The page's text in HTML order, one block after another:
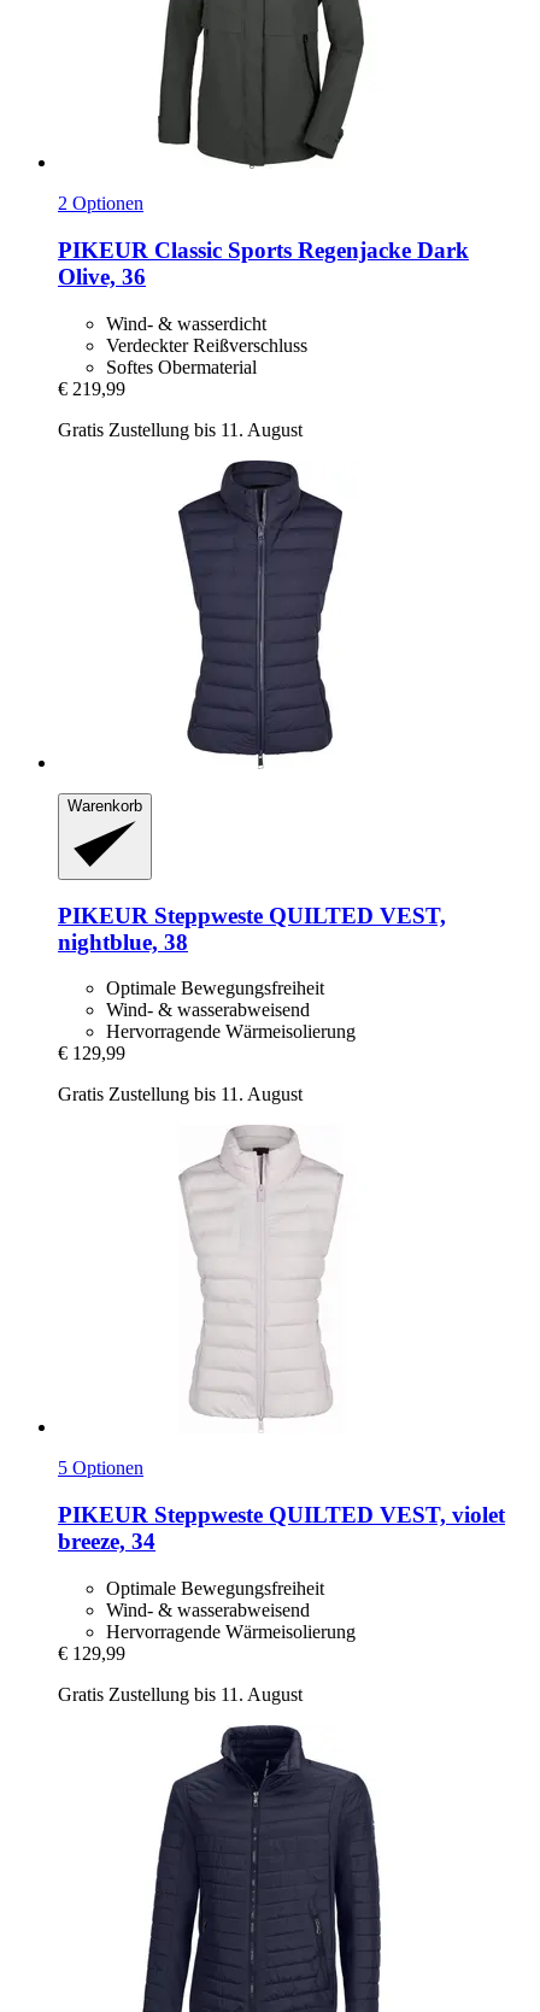
2 Optionen
PIKEUR Classic Sports Regenjacke Dark
Olive, 36
Wind- & wasserdicht
Verdeckter Reißverschluss
Softes Obermaterial
€ 219,99
Gratis Zustellung bis 11. August
Warenkorb
PIKEUR Steppweste QUILTED VEST,
nightblue, 38
Optimale Bewegungsfreiheit
Wind- & wasserabweisend
Hervorragende Wärmeisolierung
€ 129,99
Gratis Zustellung bis 11. August
5 Optionen
PIKEUR Steppweste QUILTED VEST, violet
breeze, 34
Optimale Bewegungsfreiheit
Wind- & wasserabweisend
Hervorragende Wärmeisolierung
€ 129,99
Gratis Zustellung bis 11. August